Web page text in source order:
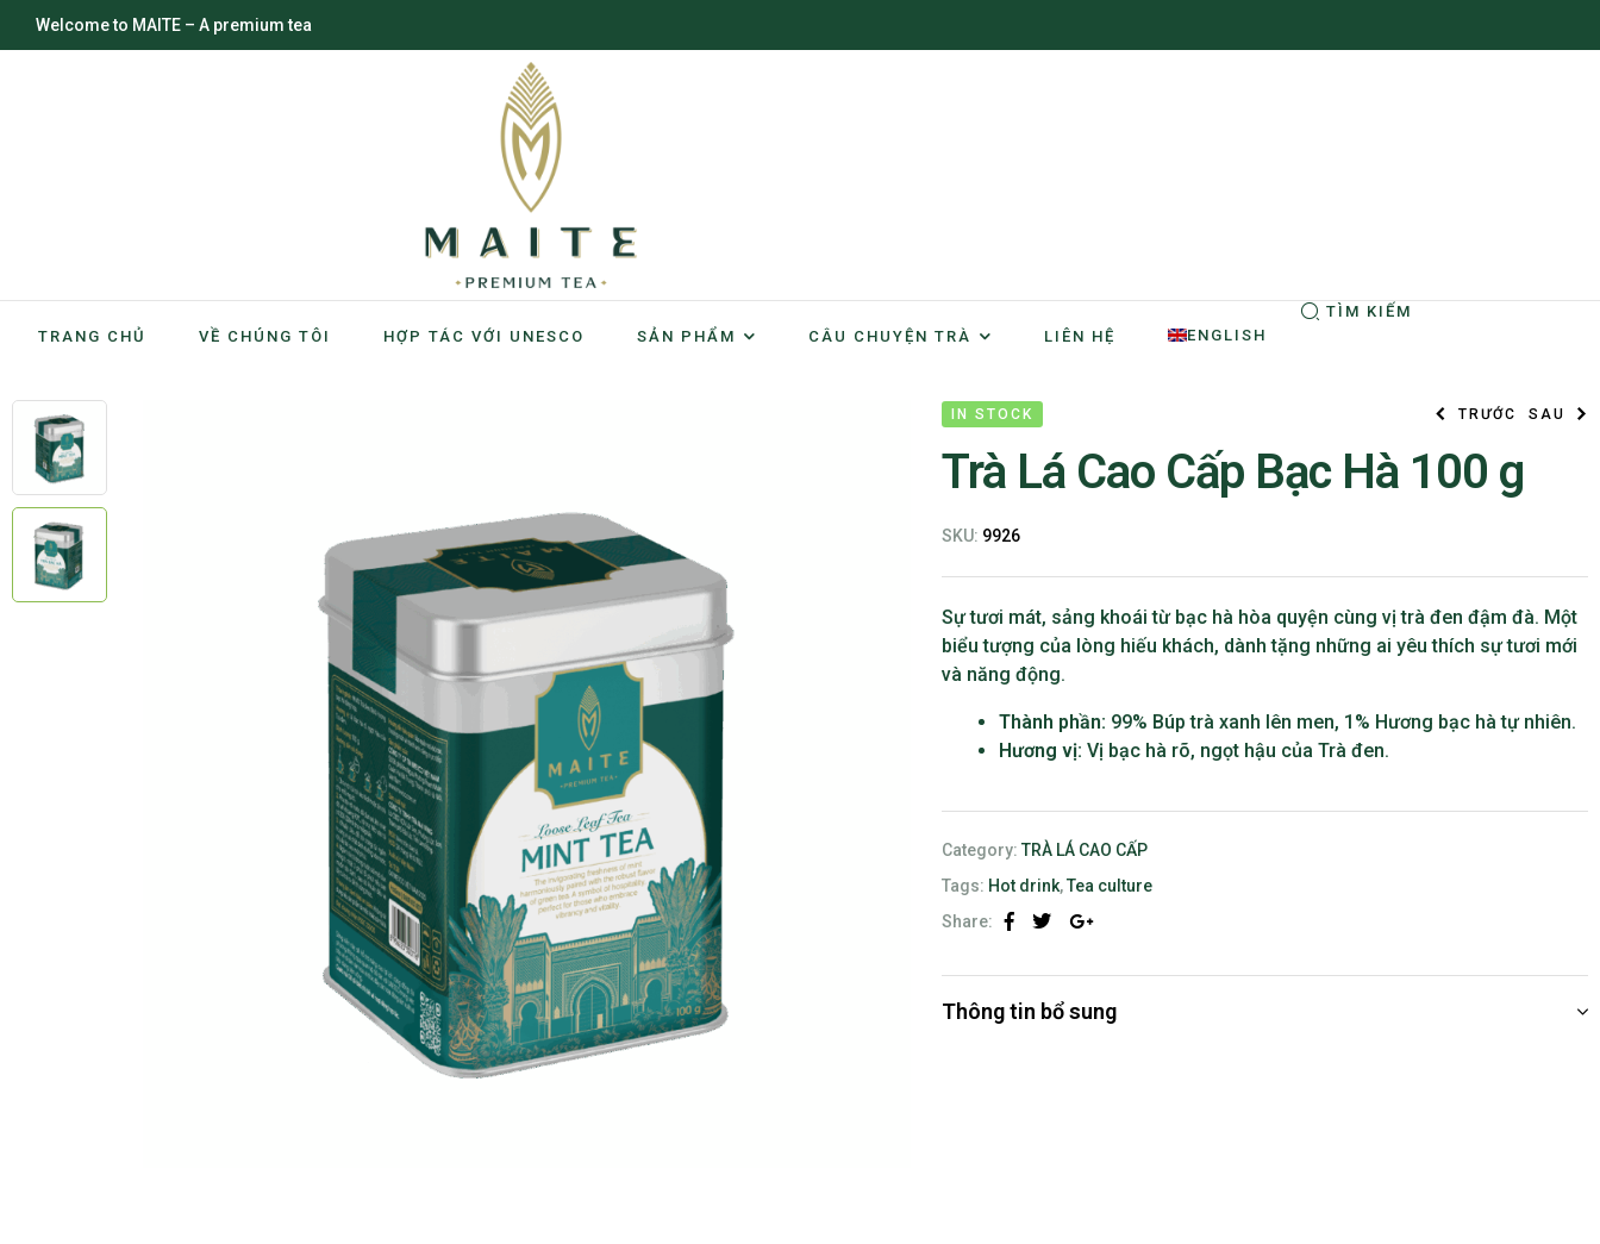
Welcome to MAITE – A premium tea
TRANG CHỦ VỀ CHÚNG TÔI HỢP TÁC VỚI UNESCO SẢN PHẨM CÂU CHUYỆN TRÀ LIÊN HỆ ENGLISH
TÌM KIẾM
IN STOCK TRƯỚC SAU
Trà Lá Cao Cấp Bạc Hà 100 g
SKU: 9926
Sự tươi mát, sảng khoái từ bạc hà hòa quyện cùng vị trà đen đậm đà. Một
biểu tượng của lòng hiếu khách, dành tặng những ai yêu thích sự tươi mới
và năng động.
Thành phần: 99% Búp trà xanh lên men, 1% Hương bạc hà tự nhiên.
Hương vị:Vị bạc hà rõ, ngọt hậu của Trà đen.
Category:TRÀ LÁ CAO CẤP
Tags: Hot drink,Tea culture
Share:
Facebook
Thông tin bổ sung